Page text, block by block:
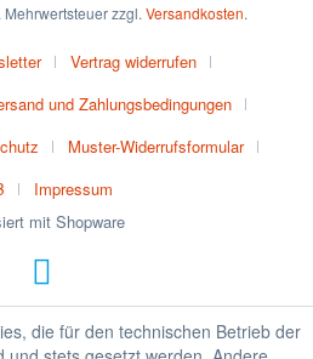
zzgl. Versandkosten.
Vertrag widerrufen
und Zahlungsbedingungen
Muster-Widerrufsformular
Impressum
mit Shopware
die für den technischen Betrieb der